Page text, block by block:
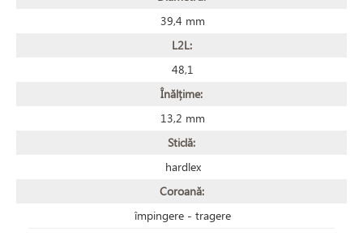
39,4 mm
L2L:
48,1
Înălțime:
13,2 mm
Sticlă:
hardlex
Coroană:
împingere - tragere